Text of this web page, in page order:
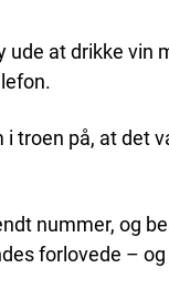
at drikke vin
troen på, at det
nummer, og
forlovede –